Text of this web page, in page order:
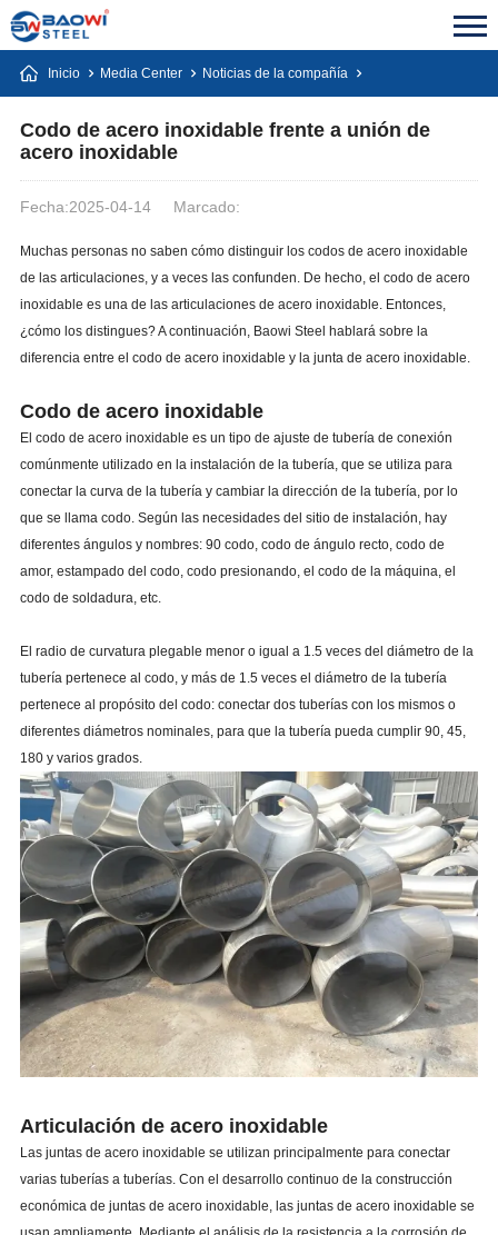
Inicio Media Center Noticias de la compañía
Codo de acero inoxidable frente a unión de
acero inoxidable
Fecha:2025-04-14 Marcado:
Muchas personas no saben cómo distinguir los codos de acero inoxidable
de las articulaciones, y a veces las confunden. De hecho, el codo de acero
inoxidable es una de las articulaciones de acero inoxidable. Entonces,
¿cómo los distingues? A continuación, Baowi Steel hablará sobre la
diferencia entre el codo de acero inoxidable y la junta de acero inoxidable.
Codo de acero inoxidable
El codo de acero inoxidable es un tipo de ajuste de tubería de conexión
comúnmente utilizado en la instalación de la tubería, que se utiliza para
conectar la curva de la tubería y cambiar la dirección de la tubería, por lo
que se llama codo. Según las necesidades del sitio de instalación, hay
diferentes ángulos y nombres: 90 codo, codo de ángulo recto, codo de
amor, estampado del codo, codo presionando, el codo de la máquina, el
codo de soldadura, etc.
El radio de curvatura plegable menor o igual a 1.5 veces del diámetro de la
tubería pertenece al codo, y más de 1.5 veces el diámetro de la tubería
pertenece al propósito del codo: conectar dos tuberías con los mismos o
diferentes diámetros nominales, para que la tubería pueda cumplir 90, 45,
180 y varios grados.
Articulación de acero inoxidable
Las juntas de acero inoxidable se utilizan principalmente para conectar
varias tuberías a tuberías. Con el desarrollo continuo de la construcción
económica de juntas de acero inoxidable, las juntas de acero inoxidable se